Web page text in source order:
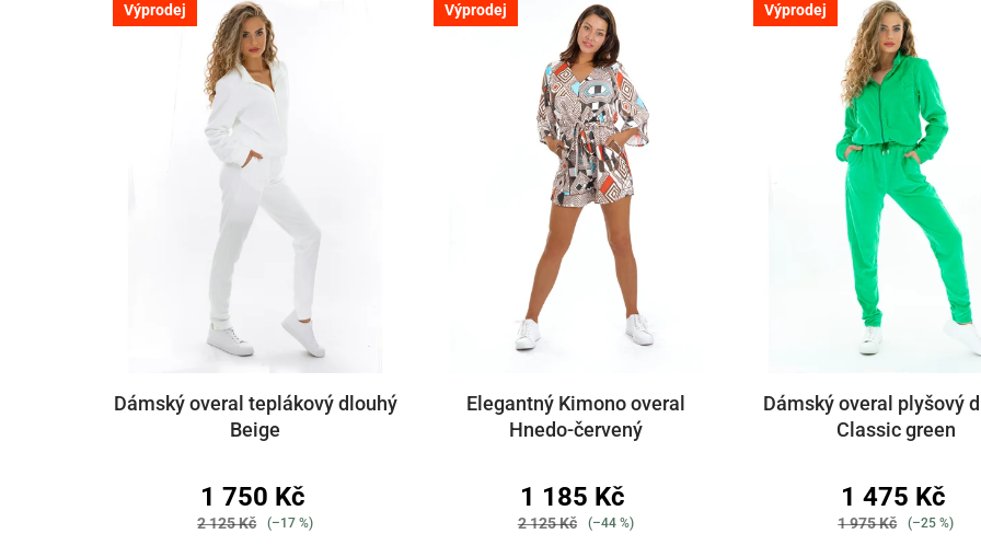
Výprodej
Dámský overal teplákový dlouhý
Beige
1 750 Kč
2 125 Kč (–17 %)
Výprodej
Elegantný Kimono overal
Hnedo-červený
1 185 Kč
2 125 Kč (–44 %)
Výprodej
Dámský overal plyšový
Classic green
1 475 Kč
1 975 Kč (–25 %)